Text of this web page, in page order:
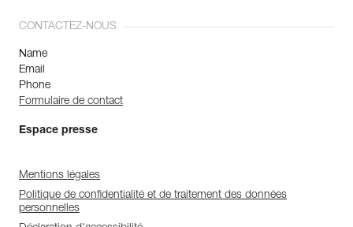
CONTACTEZ-NOUS
Name
Email
Phone
Formulaire de contact
Espace presse
Mentions légales
Politique de confidentialité et de traitement des données
personnelles